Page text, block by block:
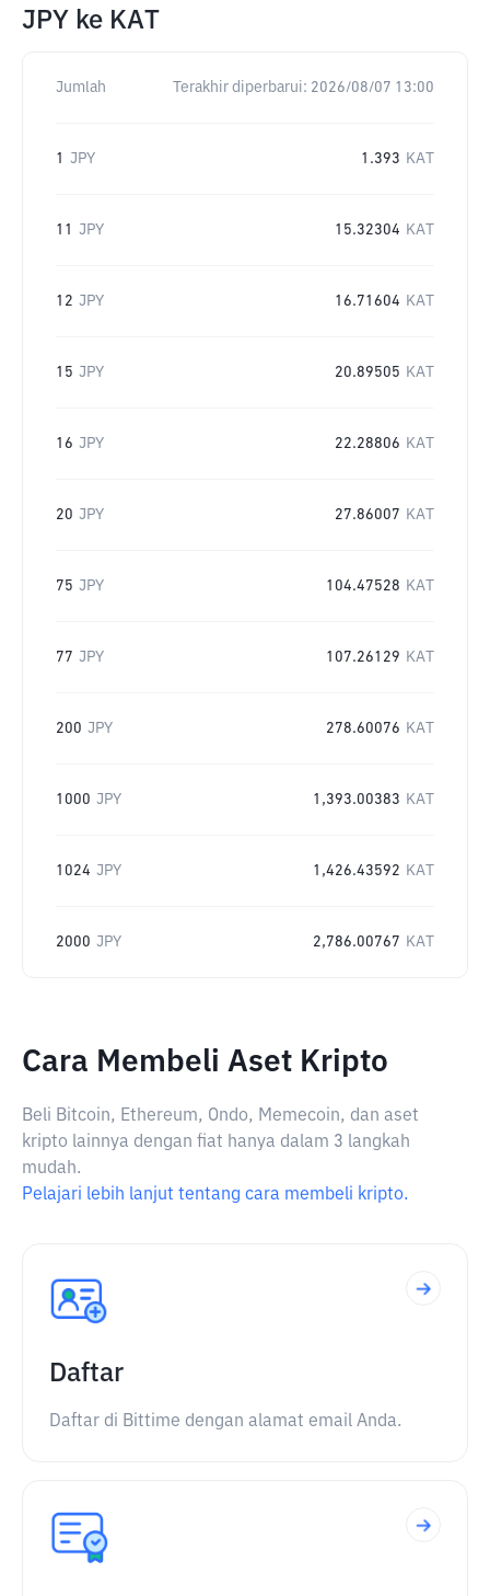
JPY ke KAT
Jumlah Terakhir diperbarui: 2026/08/07 13:00
1 JPY 1.393 KAT
11 JPY 15.32304 KAT
12 JPY 16.71604 KAT
15 JPY 20.89505 KAT
16 JPY 22.28806 KAT
20 JPY 27.86007 KAT
75 JPY 104.47528 KAT
77 JPY 107.26129 KAT
200 JPY 278.60076 KAT
1000 JPY 1,393.00383 KAT
1024 JPY 1,426.43592 KAT
2000 JPY 2,786.00767 KAT
Cara Membeli Aset Kripto
Beli Bitcoin, Ethereum, Ondo, Memecoin, dan aset
kripto lainnya dengan fiat hanya dalam 3 langkah
mudah.
Pelajari lebih lanjut tentang cara membeli kripto.
Daftar
Daftar di Bittime dengan alamat email Anda.